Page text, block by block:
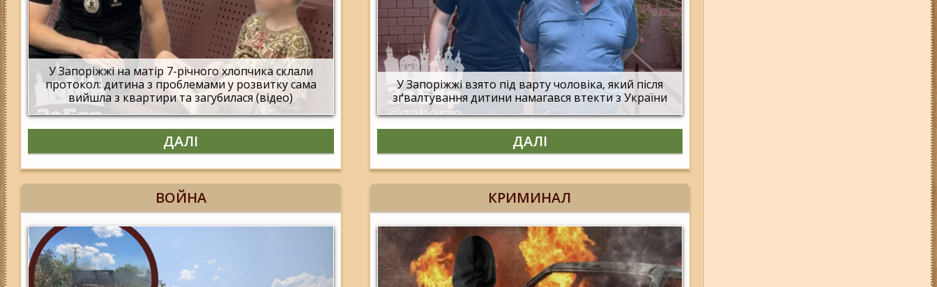
У Запоріжжі на матір 7-річного хлопчика склали
протокол: дитина з проблемами у розвитку сама
вийшла з квартири та загубилася (відео)
ДАЛІ
У Запоріжжі взято під варту чоловіка, який після
зґвалтування дитини намагався втекти з України
ДАЛІ
ВОЙНА КРИМИНАЛ